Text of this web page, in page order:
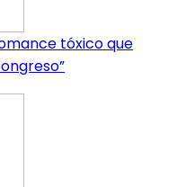
tóxico que